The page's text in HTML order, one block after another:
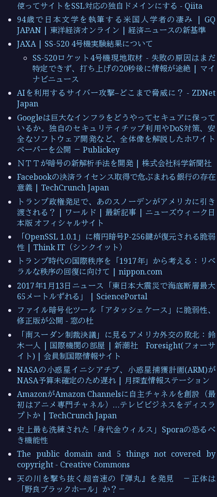
使ってサイトをSSL対応の独自ドメインにする - Qiita
94歳で日本文学を執筆する米国人学者の凄み | GQ
JAPAN | 東洋経済オンライン | 経済ニュースの新基準
JAXA | SS-520 4号機実験結果について
SS-520ロケット4号機現地取材 - 失敗の原因はまだ
特定できず、打ち上げの20秒後に情報が途絶 | マイ
ナビニュース
AIを利用するサイバー攻撃–どこまで脅威に？ - ZDNet
Japan
Googleは巨大なインフラをどうやってセキュアに保って
いるか。独自のセキュリティチップ利用やDoS対策、安
全なソフトウェア開発など、全体像を解説したホワイト
ペーパーを公開 － Publickey
ＮＴＴが暗号の新解析手法を開発 | 株式会社科学新聞社
Facebookの決済ライセンス取得で危ぶまれる銀行の存在
意義 | TechCrunch Japan
トランプ政権発足で、あのスノーデンがアメリカに引き
渡される？ | ワールド | 最新記事 | ニューズウィーク日
本版 オフィシャルサイト
「OpenSSL 1.0.1」に楕円暗号P-256鍵が復元される脆弱
性 | Think IT（シンクイット）
トランプ時代の国際秩序を「1917年」から考える：リベ
ラルな秩序の回復に向けて | nippon.com
2017年1月13日ニュース「東日本大震災で海底断層最大
65メートルずれる」 | SciencePortal
ファイル暗号化ツール「アタッシェケース」に脆弱性、
修正版が公開 - 窓の杜
「南スーダン制裁決議」に見るアメリカ外交の敗北：鈴
木一人 | 国際機関の部屋 | 新潮社 Foresight(フォーサ
イト) | 会員制国際情報サイト
NASAの小惑星イニシアチブ、小惑星捕獲計画(ARM)が
NASA予算未確定のため遅れ | 月探査情報ステーション
AmazonがAmazon Channelsに自主チャネルを創設（最
初はアニメ専門チャネル）…テレビビジネスをディスラ
プトか | TechCrunch Japan
史上最も洗練された「身代金ウィルス」Sporaの恐るべ
き機能性
The public domain and 5 things not covered by
copyright - Creative Commons
天の川を撃ち抜く超音速の『弾丸』を発見 －正体は
「野良ブラックホール」か？－